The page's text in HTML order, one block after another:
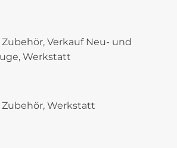
Verkauf Neu- und
Werkstatt
Werkstatt